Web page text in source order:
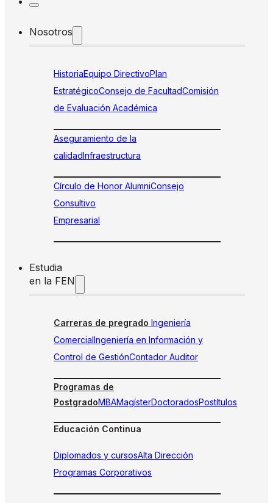
Nosotros
HistoriaEquipo DirectivoPlan
EstratégicoConsejo de FacultadComisión
de Evaluación Académica
Aseguramiento de la
calidadInfraestructura
Círculo de Honor AlumniConsejo
Consultivo
Empresarial
Estudia
en la FEN
Carreras de pregrado Ingeniería
ComercialIngeniería en Información y
Control de GestiónContador Auditor
Programas de
PostgradoMBAMagísterDoctoradosPostítulos
Educación Continua
Diplomados y cursosAlta Dirección
Programas Corporativos